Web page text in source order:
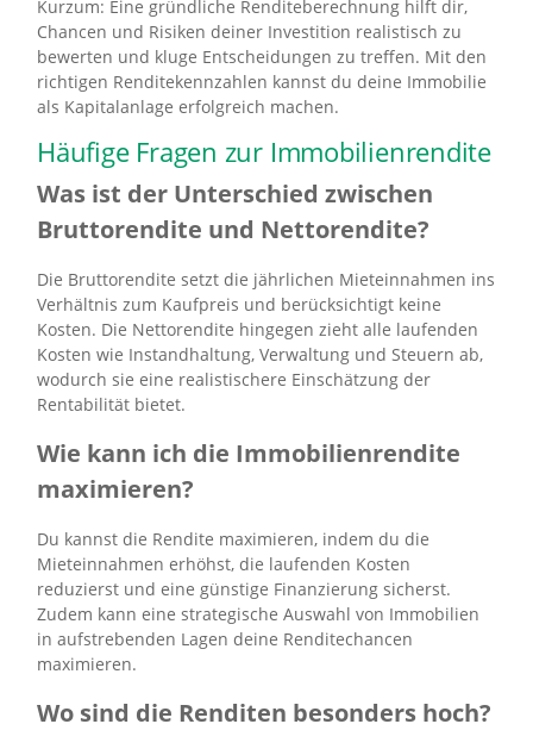
Kurzum: Eine gründliche Renditeberechnung hilft dir,
Chancen und Risiken deiner Investition realistisch zu
bewerten und kluge Entscheidungen zu treffen. Mit den
richtigen Renditekennzahlen kannst du deine Immobilie
als Kapitalanlage erfolgreich machen.
Häufige Fragen zur Immobilienrendite
Was ist der Unterschied zwischen
Bruttorendite und Nettorendite?
Die Bruttorendite setzt die jährlichen Mieteinnahmen ins
Verhältnis zum Kaufpreis und berücksichtigt keine
Kosten. Die Nettorendite hingegen zieht alle laufenden
Kosten wie Instandhaltung, Verwaltung und Steuern ab,
wodurch sie eine realistischere Einschätzung der
Rentabilität bietet.
Wie kann ich die Immobilienrendite
maximieren?
Du kannst die Rendite maximieren, indem du die
Mieteinnahmen erhöhst, die laufenden Kosten
reduzierst und eine günstige Finanzierung sicherst.
Zudem kann eine strategische Auswahl von Immobilien
in aufstrebenden Lagen deine Renditechancen
maximieren.
Wo sind die Renditen besonders hoch?